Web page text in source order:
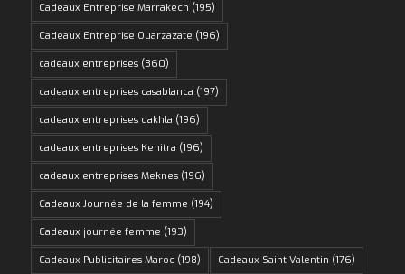
Cadeaux Entreprise Marrakech (195)
Cadeaux Entreprise Ouarzazate (196)
cadeaux entreprises(360)
cadeaux entreprises casablanca (197)
cadeaux entreprises dakhla (196)
cadeaux entreprises Kenitra (196)
cadeaux entreprises Meknes(196)
Cadeaux Journée de la femme (194)
Cadeaux journée femme (193)
Cadeaux Publicitaires Maroc(198) Cadeaux Saint Valentin (176)